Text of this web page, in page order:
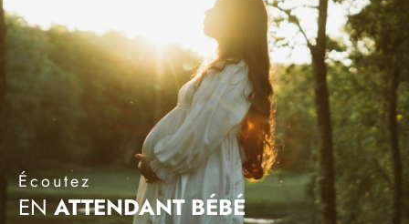
Écoutez
EN ATTENDANT BÉBÉ